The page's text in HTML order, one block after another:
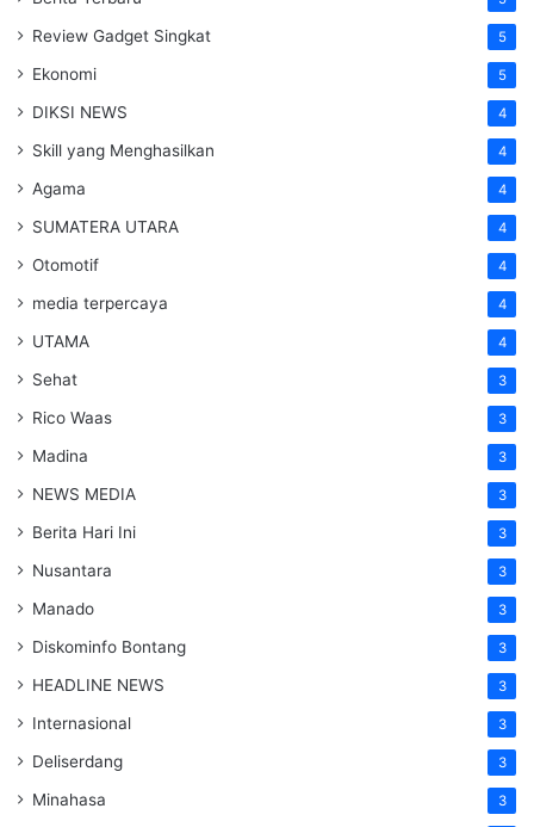
Review Gadget Singkat 5
Ekonomi 5
DIKSI NEWS 4
Skill yang Menghasilkan 4
Agama 4
SUMATERA UTARA 4
Otomotif 4
media terpercaya 4
UTAMA 4
Sehat 3
Rico Waas 3
Madina 3
NEWS MEDIA 3
Berita Hari Ini 3
Nusantara 3
Manado 3
Diskominfo Bontang 3
HEADLINE NEWS 3
Internasional 3
Deliserdang 3
Minahasa 3